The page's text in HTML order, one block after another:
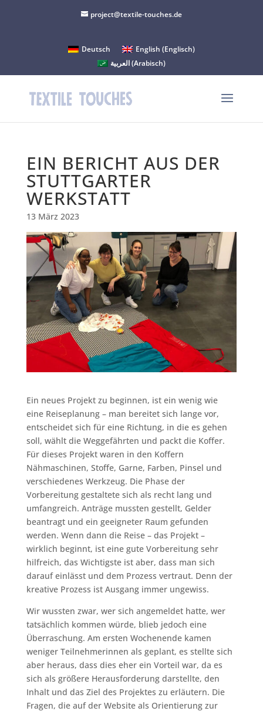
project@textile-touches.de
Deutsch English (Englisch)
العربية(Arabisch)
EIN BERICHT AUS DER
STUTTGARTER
WERKSTATT
13 März 2023
Ein neues Projekt zu beginnen, ist ein wenig wie
eine Reiseplanung – man bereitet sich lange vor,
entscheidet sich für eine Richtung, in die es gehen
soll, wählt die Weggefährten und packt die Koffer.
Für dieses Projekt waren in den Koffern
Nähmaschinen, Stoffe, Garne, Farben, Pinsel und
verschiedenes Werkzeug. Die Phase der
Vorbereitung gestaltete sich als recht lang und
umfangreich. Anträge mussten gestellt, Gelder
beantragt und ein geeigneter Raum gefunden
werden. Wenn dann die Reise – das Projekt –
wirklich beginnt, ist eine gute Vorbereitung sehr
hilfreich, das Wichtigste ist aber, dass man sich
darauf einlässt und dem Prozess vertraut. Denn der
kreative Prozess ist Ausgang immer ungewiss.
Wir wussten zwar, wer sich angemeldet hatte, wer
tatsächlich kommen würde, blieb jedoch eine
Überraschung. Am ersten Wochenende kamen
weniger Teilnehmerinnen als geplant, es stellte sich
aber heraus, dass dies eher ein Vorteil war, da es
sich als größere Herausforderung darstellte, den
Inhalt und das Ziel des Projektes zu erläutern. Die
Fragen, die auf der Website als Orientierung zur